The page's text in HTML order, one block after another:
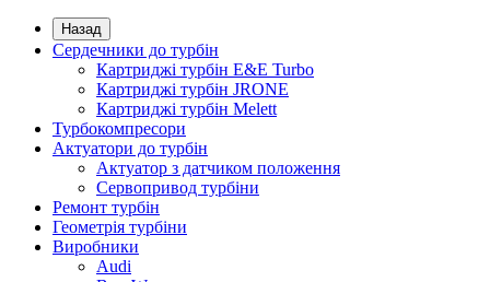
Назад
Сердечники до турбін
Картриджі турбін E&E Turbo
Картриджі турбін JRONE
Картриджі турбін Melett
Турбокомпресори
Актуатори до турбін
Актуатор з датчиком положення
Сервопривод турбіни
Ремонт турбін
Геометрія турбіни
Виробники
Audi